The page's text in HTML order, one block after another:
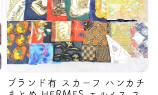
ブランド有 スカーフ ハンカチ